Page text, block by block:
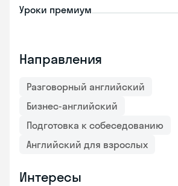
Уроки премиум
Направления
Разговорный английский
Бизнес-английский
Подготовка к собеседованию
Английский для взрослых
Интересы